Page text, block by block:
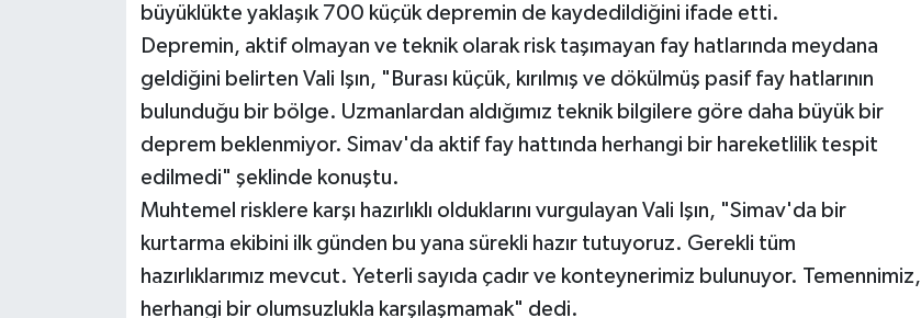
büyüklükte yaklaşık 700 küçük depremin de kaydedildiğini ifade etti.
Depremin, aktif olmayan ve teknik olarak risk taşımayan fay hatlarında meydana
geldiğini belirten Vali Işın, "Burası küçük, kırılmış ve dökülmüş pasif fay hatlarının
bulunduğu bir bölge. Uzmanlardan aldığımız teknik bilgilere göre daha büyük bir
deprem beklenmiyor. Simav'da aktif fay hattında herhangi bir hareketlilik tespit
edilmedi" şeklinde konuştu.
Muhtemel risklere karşı hazırlıklı olduklarını vurgulayan Vali Işın, "Simav'da bir
kurtarma ekibini ilk günden bu yana sürekli hazır tutuyoruz. Gerekli tüm
hazırlıklarımız mevcut. Yeterli sayıda çadır ve konteynerimiz bulunuyor. Temennimiz,
herhangi bir olumsuzlukla karşılaşmamak" dedi.